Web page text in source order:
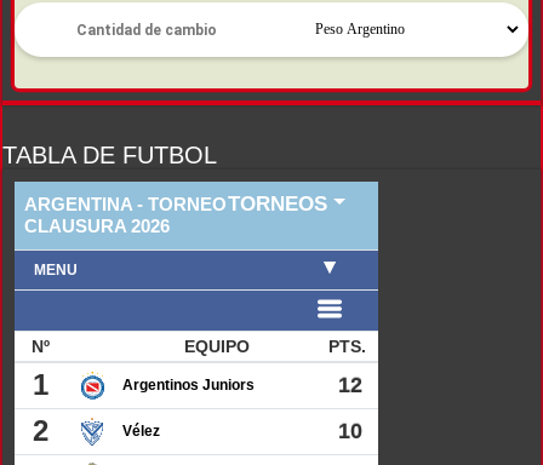
TABLA DE FUTBOL